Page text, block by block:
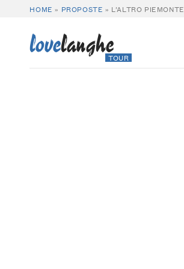
HOME » PROPOSTE » L’ALTRO PIEMONTE
lovelanghe
TOUR